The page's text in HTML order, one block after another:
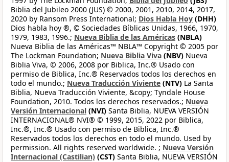
Biblia del Jubileo 2000 (JUS) © 2000, 2001, 2010, 2014, 2017,
2020 by Ransom Press International; Dios Habla Hoy (DHH)
Dios habla hoy ®, © Sociedades Bíblicas Unidas, 1966, 1970,
1979, 1983, 1996.; Nueva Biblia de las Américas (NBLA)
Nueva Biblia de las Américas™ NBLA™ Copyright © 2005 por
The Lockman Foundation; Nueva Biblia Viva (NBV) Nueva
Biblia Viva, © 2006, 2008 por Biblica, Inc.® Usado con
permiso de Biblica, Inc.® Reservados todos los derechos en
todo el mundo.; Nueva Traducción Viviente (NTV) La Santa
Biblia, Nueva Traducción Viviente, &copy; Tyndale House
Foundation, 2010. Todos los derechos reservados.; Nueva
Versión Internacional (NVI) Santa Biblia, NUEVA VERSIÓN
INTERNACIONAL® NVI® © 1999, 2015, 2022 por Biblica,
Inc.®, Inc.® Usado con permiso de Biblica, Inc.®
Reservados todos los derechos en todo el mundo. Used by
permission. All rights reserved worldwide. ; Nueva Versión
Internacional (Castilian) (CST) Santa Biblia, NUEVA VERSIÓN